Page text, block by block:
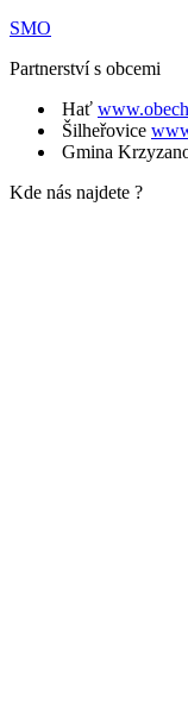
SMO
Partnerství s obcemi
Hať
Šilheřovice
Gmina
Kde nás najdete ?